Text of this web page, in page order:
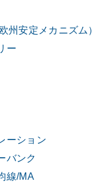
州安定メカニズム）
ー
ーション
バンク
線/MA